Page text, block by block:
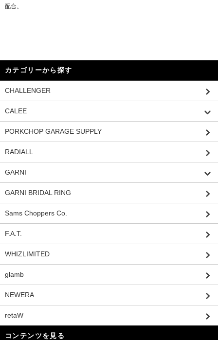
配合。
カテゴリーから探す
CHALLENGER
CALEE
PORKCHOP GARAGE SUPPLY
RADIALL
GARNI
GARNI BRIDAL RING
Sams Choppers Co.
F.A.T.
WHIZLIMITED
glamb
NEWERA
retaW
コンテンツを見る